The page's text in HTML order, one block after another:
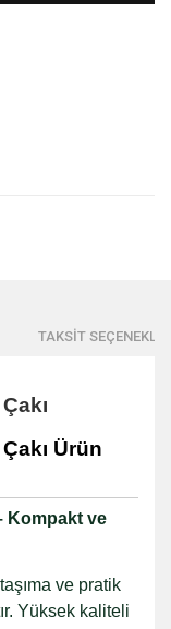
TAKSİT
Ürün
Kompakt ve
ve pratik
Yüksek kaliteli